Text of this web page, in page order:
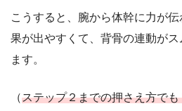
こうすると、腕から体幹に力が
果が出やすくて、背骨の連動が
ます。
（ステップ２までの押さえ方で